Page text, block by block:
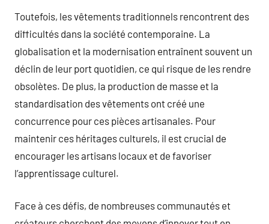
Toutefois, les vêtements traditionnels rencontrent des
difficultés dans la société contemporaine. La
globalisation et la modernisation entraînent souvent un
déclin de leur port quotidien, ce qui risque de les rendre
obsolètes. De plus, la production de masse et la
standardisation des vêtements ont créé une
concurrence pour ces pièces artisanales. Pour
maintenir ces héritages culturels, il est crucial de
encourager les artisans locaux et de favoriser
l’apprentissage culturel.
Face à ces défis, de nombreuses communautés et